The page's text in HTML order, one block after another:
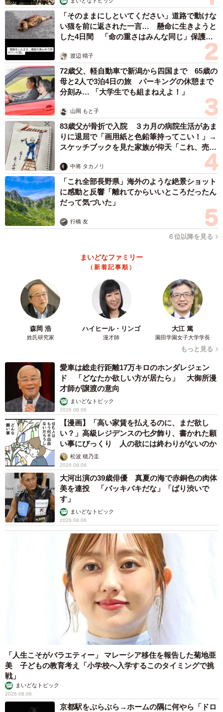
「そのままにしといてください」道路で動けな
い猫を前に返された一言… 懸命に生きようと
した4日間 「命の重さはみんな同じ」保護団
渡辺 晴子
72歳父、軽自動車で新潟から四国まで 65歳の
母と2人で3泊4日の旅 パーキングの休憩まで
分刻み… 「大学生でも組まねえよ！」
山岡 もと子
83歳父が骨折で入院 ３カ月の病院生活があま
りに退屈で「画用紙と色鉛筆持ってこい！」→
スケッチブックを見た家族が仰天「これ、売れ
中将 タカノリ
「これ全部長野県」海外のような絶景ショット
に感動と反響「離れてからいいところだったん
だって気づいた」
行橋 友
６位以降を見る
まいどなファミリー
（新着記事順）
森岡 浩
姓氏研究家
ハイヒール・リンゴ
漫才師
大江 篤
園田学園女子大学学長
もっと見る
愛車は総走行距離17万キロのホンダレジェン
ド 「どなたか欲しい方が居たら」 大御所漫
才師が譲渡の意向
まいどなトピック
2026.08.06
【漫画】「高い家賃を払えるのに、まだ欲し
い？」高級レジデンスの七夕飾り、書かれた願
い事にびっくり 人の欲には終わりがないのか
松波 穂乃圭
2026.08.06
大河出演の39歳俳優 真夏の海で赤銅色の肉体
美を連投 「バッキバキだな」「ばり渋いで
す」
まいどなトピック
2026.08.06
「人生こそがバラエティー」 マレーシア移住を報告した菊地亜
美 子どもの教育考え「小学校へ入学するこのタイミングで挑
戦」
まいどなトピック
2026.08.06
京都駅をぶらぶら→ホームの隅に何やら「ドロ